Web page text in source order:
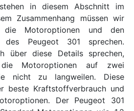
in diesem Abschnitt im
Zusammenhang müssen wir
Motoroptionen und den
des Peugeot 301 sprechen.
über diese Details sprechen,
Motoroptionen auf zwei
nicht zu langweilen. Diese
beste Kraftstoffverbrauch und
Der Peugeot 301